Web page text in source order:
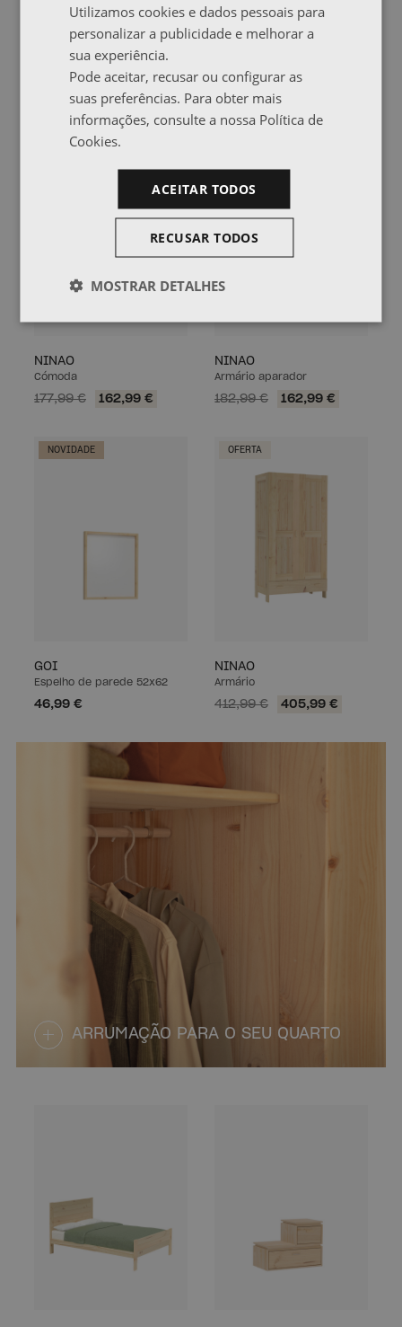
Cama de casal 140 com 1
gaveta de arrumação
213,99 €
GAU
38,5x44
39,99 €
OFERTA
NINAO
Cómoda
177,99 € 162,99 €
NINAO
Armário aparador
182,99 € 162,99 €
NOVIDADE
GOI
Espelho de parede 52x62
46,99 €
OFERTA
NINAO
Armário
412,99 € 405,99 €
ARRUMAÇÃO PARA O SEU QUARTO
Utilizamos cookies e dados pessoais para
personalizar a publicidade e melhorar a
sua experiência.
Pode aceitar, recusar ou configurar as
suas preferências. Para obter mais
informações, consulte a nossa Política de
Cookies.
ACEITAR TODOS
RECUSAR TODOS
MOSTRAR DETALHES